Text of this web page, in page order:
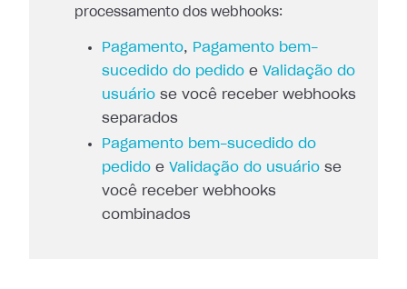
processamento dos webhooks:
Pagamento, Pagamento bem-
sucedido do pedido e Validação do
usuário se você receber webhooks
separados
Pagamento bem-sucedido do
pedido e Validação do usuário se
você receber webhooks
combinados